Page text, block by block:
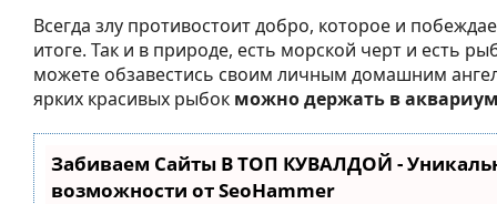
Всегда злу противостоит добро, которое и
итоге. Так и в природе, есть морской черт и есть
можете обзавестись своим личным домашним
ярких красивых рыбок можно держать в
Забиваем Сайты В ТОП КУВАЛДОЙ -
возможности от SeoHammer